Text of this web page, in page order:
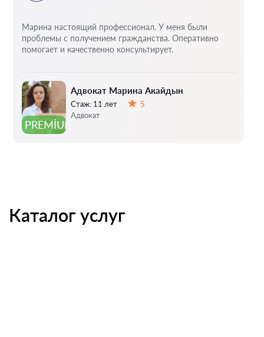
PREMIUM
Адвокат Марина Акайдын
Стаж: 11 лет
5
Адвокат
Марина настоящий профессионал. У меня были
проблемы с получением гражданства. Оперативно
помогает и качественно консультирует.
Каталог услуг